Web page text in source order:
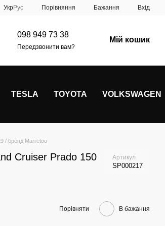
УкрРус Порівняння Бажання Вхід
098 949 73 38
Передзвонити вам?
Мій кошик
TESLA TOYOTA VOLKSWAGEN
/ бренд Marretoo
Cruiser Prado 150
Артикул
SP000217
Порівняти В бажання